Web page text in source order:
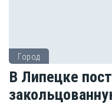
Город
В Липецке